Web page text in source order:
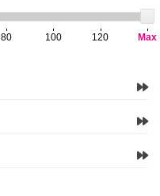
80 100 120 Max